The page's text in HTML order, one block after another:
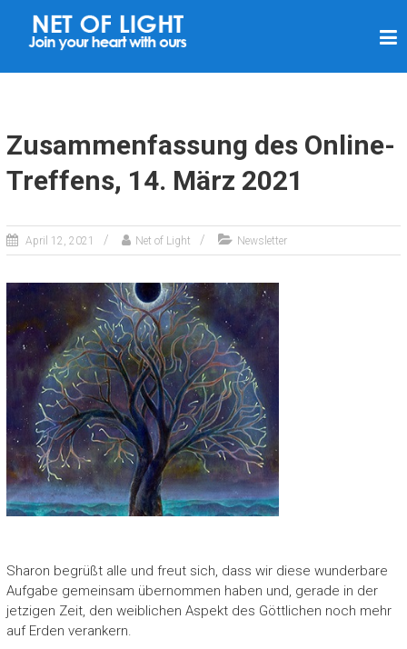
L
T
E
Z
Zusammenfassung des Online-
Treffens, 14. März 2021
April 12, 2021 Net of Light Newsletter
Sharon begrüßt alle und freut sich, dass wir diese wunderbare
Aufgabe gemeinsam übernommen haben und, gerade in der
jetzigen Zeit, den weiblichen Aspekt des Göttlichen noch mehr
auf Erden verankern.